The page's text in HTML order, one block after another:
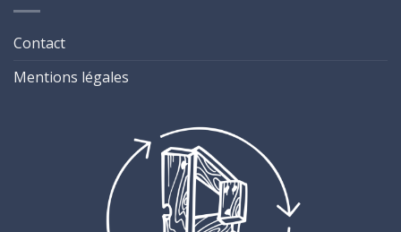
Contact
Mentions légales